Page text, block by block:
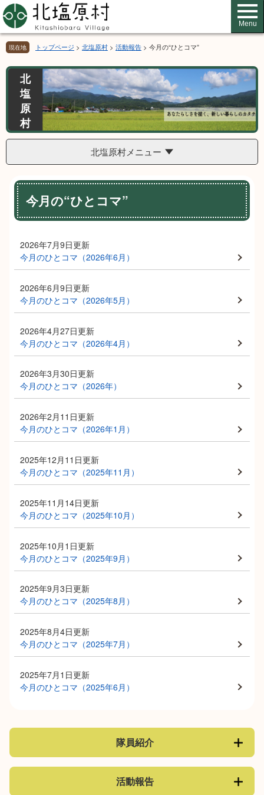
ペ
ー
ジ
の
先
頭
メ
ニ
ュ
ー
を
飛
文
へ
Menu
現在地 トップページ > 北塩原村 > 活動報告 > 今月の“ひとコマ”
北
塩
原
村
北塩原村メニュー
本
文
今月の“ひとコマ”
2026年7月9日更新
今月のひとコマ（2026年6月）
2026年6月9日更新
今月のひとコマ（2026年5月）
2026年4月27日更新
今月のひとコマ（2026年4月）
2026年3月30日更新
今月のひとコマ（2026年）
2026年2月11日更新
今月のひとコマ（2026年1月）
2025年12月11日更新
今月のひとコマ（2025年11月）
2025年11月14日更新
今月のひとコマ（2025年10月）
2025年10月1日更新
今月のひとコマ（2025年9月）
2025年9月3日更新
今月のひとコマ（2025年8月）
2025年8月4日更新
今月のひとコマ（2025年7月）
2025年7月1日更新
今月のひとコマ（2025年6月）
隊員紹介
活動報告